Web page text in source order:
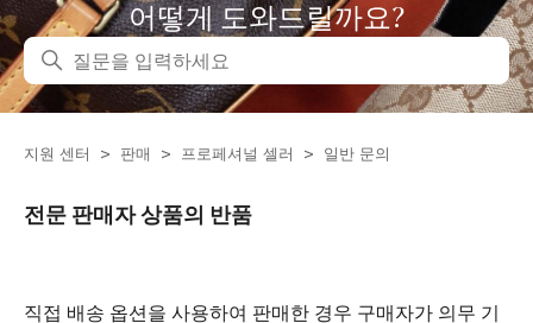
어떻게 도와드릴까요?
검색
지원 센터 판매 프로페셔널 셀러 일반 문의
전문 판매자 상품의 반품
직접 배송 옵션을 사용하여 판매한 경우 구매자가 의무 기